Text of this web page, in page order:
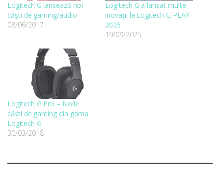
Logitech G lansează noi
căști de gaming/audio
08/06/2017
Logitech G a lansat multe
inovații la Logitech G PLAY
2025
19/09/2025
Logitech G Pro – Noile
căști de gaming din gama
Logitech G
30/03/2018